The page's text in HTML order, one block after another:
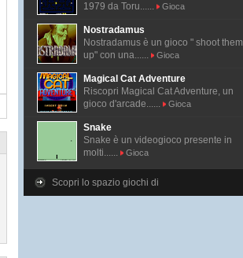
1979 da Toru......
Gioca
Nostradamus
Nostradamus è un gioco " shoot them
up" con una......
Gioca
Magical Cat Adventure
Riscopri Magical Cat Adventure, un
gioco d'arcade......
Gioca
Snake
Snake è un videogioco presente in
molti......
Gioca
Scopri lo spazio giochi di